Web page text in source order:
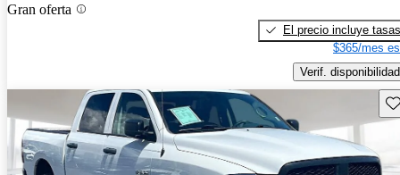
Gran oferta
El precio incluye tasas
$365/mes
Verif. disponibilidad